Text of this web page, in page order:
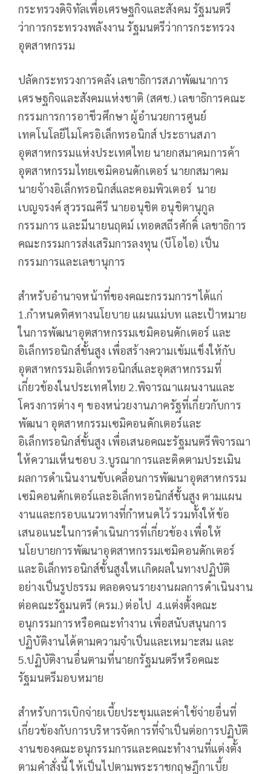
กระทรวงดิจิทัลเพื่อเศรษฐกิจและสังคม รัฐมนตรี
ว่าการกระทรวงพลังงาน รัฐมนตรีว่าการกระทรวง
อุตสาหกรรม
ปลัดกระทรวงการคลัง เลขาธิการสภาพัฒนาการ
เศรษฐกิจและสังคมแห่งชาติ (สศช.) เลขาธิการคณะ
กรรมการการอาชีวศึกษา ผู้อำนวยการศูนย์
เทคโนโลยีไมโครอิเล็กทรอนิกส์ ประธานสภา
อุตสาหกรรมแห่งประเทศไทย นายกสมาคมการค้า
อุตสาหกรรมไทยเซมิคอนดักเตอร์ นายกสมาคม
นายจ้างอิเล็กทรอนิกส์และคอมพิวเตอร์ นาย
เบญจรงค์ สุวรรณคีรี นายอนุชิต อนุชิตานุกูล
กรรมการ และมีนายนฤตม์ เทอดสถีรศักดิ์ เลขาธิการ
คณะกรรมการส่งเสริมการลงทุน (บีโอไอ) เป็น
กรรมการและเลขานุการ
สำหรับอำนาจหน้าที่ของคณะกรรมการฯได้แก่
1.กำหนดทิศทางนโยบาย แผนแม่บท และเป้าหมาย
ในการพัฒนาอุตสาหกรรมเชมิคอนดักเตอร์ และ
อิเล็กทรอนิกส์ขั้นสูง เพื่อสร้างความเข้มแข็งให้กับ
อุตสาหกรรมอิเล็กทรอนิกส์และอุตสาหกรรมที่
เกี่ยวข้องในประเทศไทย 2.พิจารณาแผนงานและ
โครงการต่าง ๆ ของหน่วยงานภาครัฐที่เกี่ยวกับการ
พัฒนา อุตสาหกรรมเซมิคอนดักเตอร์และ
อิเล็กทรอนิกส์ขั้นสูง เพื่อเสนอคณะรัฐมนตรีพิจารณา
ให้ความเห็นชอบ 3.บูรณาการและติดตามประเมิน
ผลการดำเนินงานขับเคลื่อนการพัฒนาอุตสาหกรรม
เซมิคอนดักเตอร์และอิเล็กทรอนิกส์ชั้นสูง ตามแผน
งานและกรอบแนวทางที่กำหนดไว้ รวมทั้งให้ข้อ
เสนอแนะในการดำเนินการที่เกี่ยวข้อง เพื่อให้
นโยบายการพัฒนาอุตสาหกรรมเซมิคอนดักเตอร์
และอิเล็กทรอนิกส์ขั้นสูงใหเเกิดผลในทางปฏิบัติ
อย่างเป็นรูปธรรม ตลอดจนรายงานผลการดำเนินงาน
ต่อคณะรัฐมนตรี (ครม.) ต่อไป 4.แต่งตั้งคณะ
อนุกรรมการหรือคณะทำงาน เพื่อสนับสนุนการ
ปฏิบัติงานได้ตามความจำเป็นและเหมาะสม และ
5.ปฏิบัติงานอื่นตามที่นายกรัฐมนตรีหรือคณะ
รัฐมนตรีมอบหมาย
สำหรับการเบิกจ่ายเบี้ยประชุมและค่าใช้จ่ายอื่นที่
เกี่ยวข้องกับการบริหารจัดการที่จำเป็นต่อการปฏิบัติ
งานของคณะอนุกรรมการและคณะทำงานที่แต่งตั้ง
ตามคำสั่งนี้ ให้เป็นไปตามพระราชกฤษฎีกาเบี้ย